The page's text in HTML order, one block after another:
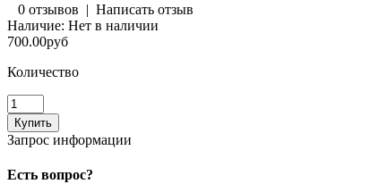
0 отзывов | Написать отзыв
Наличие: Нет в наличии
700.00руб
Количество
Запрос информации
Есть вопрос?